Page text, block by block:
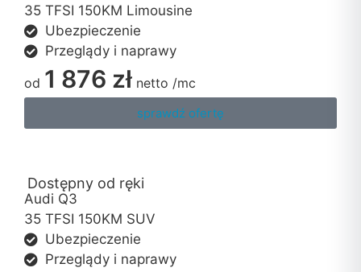
35 TFSI 150KM Limousine
Ubezpieczenie
Przeglądy i naprawy
od 1 876 zł netto /mc
sprawdź ofertę
Dostępny od ręki
Audi Q3
35 TFSI 150KM SUV
Ubezpieczenie
Przeglądy i naprawy